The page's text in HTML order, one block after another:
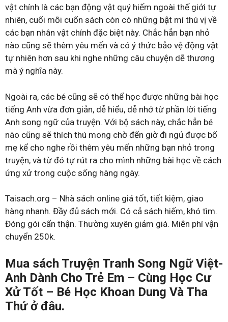
vật chính là các bạn động vật quý hiếm ngoài thế giới tự
nhiên, cuối mỗi cuốn sách còn có những bật mí thú vị về
các bạn nhân vật chính đặc biệt này. Chắc hẳn bạn nhỏ
nào cũng sẽ thêm yêu mến và có ý thức bảo vệ động vật
tự nhiên hơn sau khi nghe những câu chuyện dễ thương
mà ý nghĩa này.
Ngoài ra, các bé cũng sẽ có thể học được những bài học
tiếng Anh vừa đơn giản, dễ hiểu, dễ nhớ từ phần lời tiếng
Anh song ngữ của truyện. Với bộ sách này, chắc hẳn bé
nào cũng sẽ thích thú mong chờ đến giờ đi ngủ được bố
mẹ kể cho nghe rồi thêm yêu mến những bạn nhỏ trong
truyện, và từ đó tự rút ra cho mình những bài học về cách
ứng xử trong cuộc sống hàng ngày.
Taisach.org – Nhà sách online giá tốt, tiết kiệm, giao
hàng nhanh. Đầy đủ sách mới. Có cả sách hiếm, khó tìm.
Đóng gói cẩn thận. Thường xuyên giảm giá. Miễn phí vận
chuyển 250k.
Mua sách Truyện Tranh Song Ngữ Việt-
Anh Dành Cho Trẻ Em – Cùng Học Cư
Xử Tốt – Bé Học Khoan Dung Và Tha
Thứ ở đâu.